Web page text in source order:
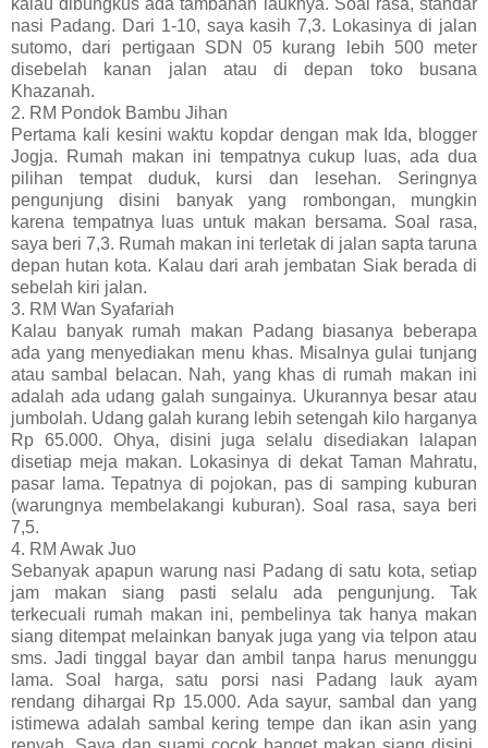
nasi Padang. Dari 1-10, saya kasih 7,3. Lokasinya di jalan
sutomo, dari pertigaan SDN 05 kurang lebih 500 meter
disebelah kanan jalan atau di depan toko busana
Khazanah.
2. RM Pondok Bambu Jihan
Pertama kali kesini waktu kopdar dengan mak Ida, blogger
Jogja. Rumah makan ini tempatnya cukup luas, ada dua
pilihan tempat duduk, kursi dan lesehan. Seringnya
pengunjung disini banyak yang rombongan, mungkin
karena tempatnya luas untuk makan bersama. Soal rasa,
saya beri 7,3. Rumah makan ini terletak di jalan sapta taruna
depan hutan kota. Kalau dari arah jembatan Siak berada di
sebelah kiri jalan.
3. RM Wan Syafariah
Kalau banyak rumah makan Padang biasanya beberapa
ada yang menyediakan menu khas. Misalnya gulai tunjang
atau sambal belacan. Nah, yang khas di rumah makan ini
adalah ada udang galah sungainya. Ukurannya besar atau
jumbolah. Udang galah kurang lebih setengah kilo harganya
Rp 65.000. Ohya, disini juga selalu disediakan lalapan
disetiap meja makan. Lokasinya di dekat Taman Mahratu,
pasar lama. Tepatnya di pojokan, pas di samping kuburan
(warungnya membelakangi kuburan). Soal rasa, saya beri
7,5.
4. RM Awak Juo
Sebanyak apapun warung nasi Padang di satu kota, setiap
jam makan siang pasti selalu ada pengunjung. Tak
terkecuali rumah makan ini, pembelinya tak hanya makan
siang ditempat melainkan banyak juga yang via telpon atau
sms. Jadi tinggal bayar dan ambil tanpa harus menunggu
lama. Soal harga, satu porsi nasi Padang lauk ayam
rendang dihargai Rp 15.000. Ada sayur, sambal dan yang
istimewa adalah sambal kering tempe dan ikan asin yang